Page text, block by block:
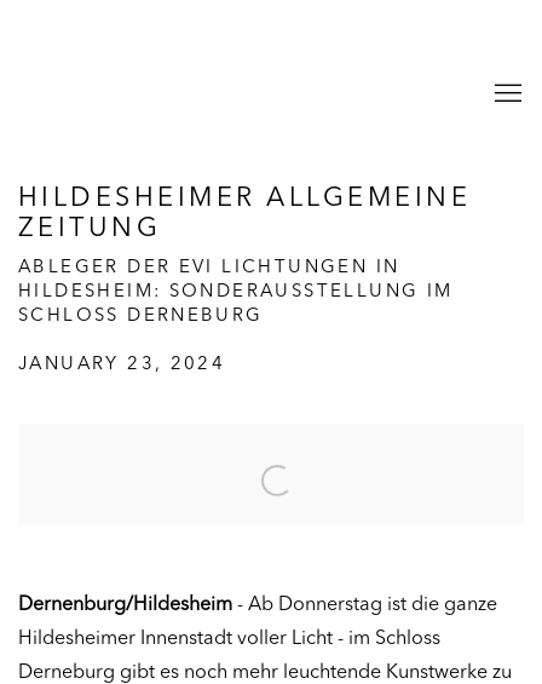
HILDESHEIMER ALLGEMEINE
ZEITUNG
ABLEGER DER EVI LICHTUNGEN IN
HILDESHEIM: SONDERAUSSTELLUNG IM
SCHLOSS DERNEBURG
JANUARY 23, 2024
Dernenburg/Hildesheim - Ab Donnerstag ist die ganze
Hildesheimer Innenstadt voller Licht - im Schloss
Derneburg gibt es noch mehr leuchtende Kunstwerke zu